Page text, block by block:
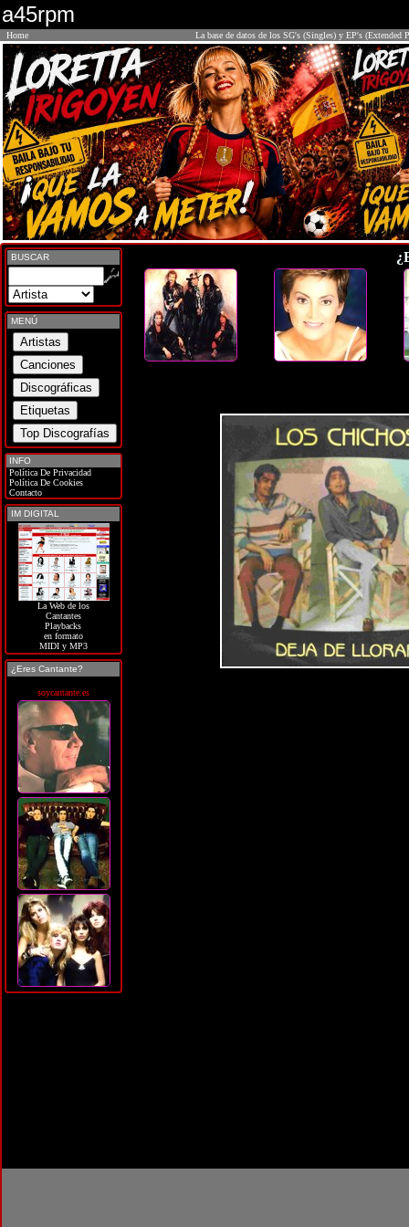
a45rpm
Home La base de datos de los SG's (Singles) y EP's (Extended
BUSCAR
MENÚ
INFO
Política De Privacidad
Política De Cookies
Contacto
IM DIGITAL
La Web de los
Cantantes
Playbacks
en formato
MIDI y MP3
¿Eres Cantante?
soycantante.es